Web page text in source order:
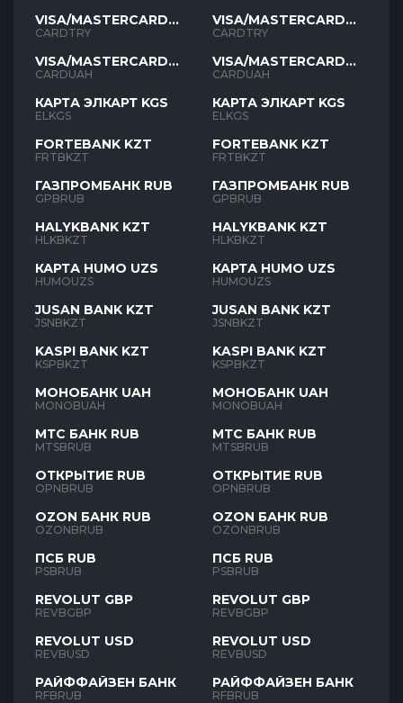
VISA/MASTERCARD
TYR
CARDTRY
VISA/MASTERCARD
UAH
CARDUAH
КАРТА ЭЛКАРТ KGS
ELKGS
FORTEBANK KZT
FRTBKZT
ГАЗПРОМБАНК RUB
GPBRUB
HALYKBANK KZT
HLKBKZT
КАРТА HUMO UZS
HUMOUZS
JUSAN BANK KZT
JSNBKZT
KASPI BANK KZT
KSPBKZT
МОНОБАНК UAH
MONOBUAH
МТС БАНК RUB
MTSBRUB
ОТКРЫТИЕ RUB
OPNBRUB
OZON БАНК RUB
OZONBRUB
ПСБ RUB
PSBRUB
REVOLUT GBP
REVBGBP
REVOLUT USD
REVBUSD
РАЙФФАЙЗЕН БАНК
RFBRUB
VISA/MASTERCARD
TYR
CARDTRY
VISA/MASTERCARD
UAH
CARDUAH
КАРТА ЭЛКАРТ KGS
ELKGS
FORTEBANK KZT
FRTBKZT
ГАЗПРОМБАНК RUB
GPBRUB
HALYKBANK KZT
HLKBKZT
КАРТА HUMO UZS
HUMOUZS
JUSAN BANK KZT
JSNBKZT
KASPI BANK KZT
KSPBKZT
МОНОБАНК UAH
MONOBUAH
МТС БАНК RUB
MTSBRUB
ОТКРЫТИЕ RUB
OPNBRUB
OZON БАНК RUB
OZONBRUB
ПСБ RUB
PSBRUB
REVOLUT GBP
REVBGBP
REVOLUT USD
REVBUSD
РАЙФФАЙЗЕН БАНК
RFBRUB